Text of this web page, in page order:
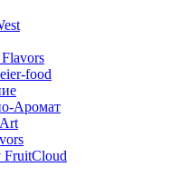
food
Аромат